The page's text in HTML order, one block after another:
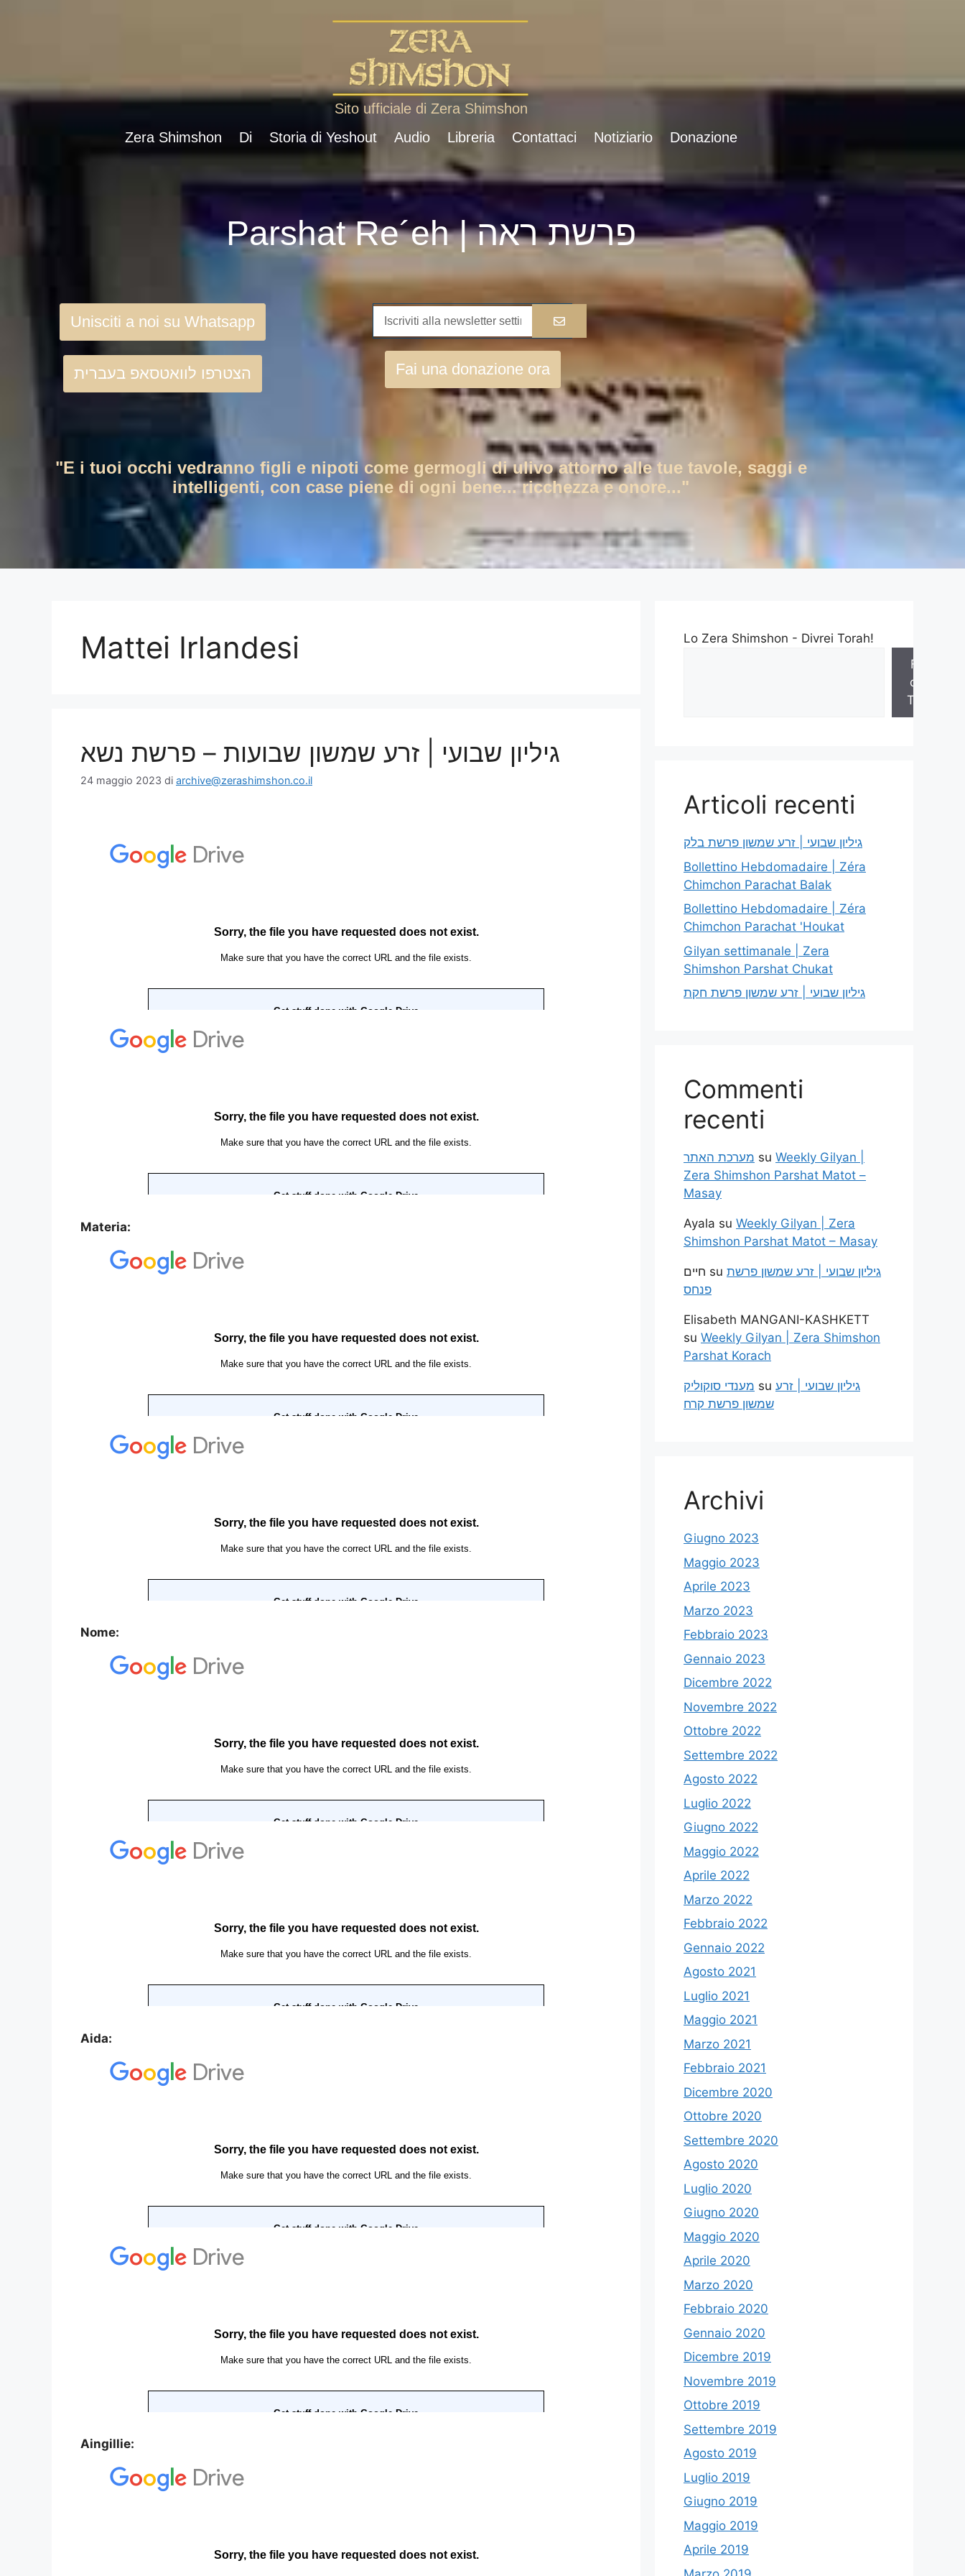
Sito ufficiale di Zera Shimshon
Zera Shimshon
Di Storia di Yeshout Audio Libreria Contattaci Notiziario Donazione
Parshat Re´eh | פרשת ראה
Unisciti a noi su Whatsapp
הצטרפו לוואטסאפ בעברית Fai una donazione ora
"E i tuoi occhi vedranno figli e nipoti come germogli di ulivo attorno alle tue tavole, saggi e
intelligenti, con case piene di ogni bene... ricchezza e onore..."
Mattei Irlandesi
גיליון שבועי | זרע שמשון שבועות – פרשת נשא
24 maggio 2023 di archive@zerashimshon.co.il
Materia:
Nome:
Aida:
Aingillie:
Lo Zera Shimshon - Divrei Torah!
Fogli
della
Torah
Articoli recenti
גיליון שבועי | זרע שמשון פרשת בלק
Bollettino Hebdomadaire | Zéra
Chimchon Parachat Balak
Bollettino Hebdomadaire | Zéra
Chimchon Parachat 'Houkat
Gilyan settimanale | Zera
Shimshon Parshat Chukat
גיליון שבועי | זרע שמשון פרשת חקת
Commenti
recenti
מערכת האתר su Weekly Gilyan |
Zera Shimshon Parshat Matot –
Masay
Ayala su Weekly Gilyan | Zera
Shimshon Parshat Matot – Masay
חיים su גיליון שבועי | זרע שמשון פרשת
פנחס
Elisabeth MANGANI-KASHKETT
su Weekly Gilyan | Zera Shimshon
Parshat Korach
מענדי סוקוליק su גיליון שבועי | זרע
שמשון פרשת קרח
Archivi
Giugno 2023
Maggio 2023
Aprile 2023
Marzo 2023
Febbraio 2023
Gennaio 2023
Dicembre 2022
Novembre 2022
Ottobre 2022
Settembre 2022
Agosto 2022
Luglio 2022
Giugno 2022
Maggio 2022
Aprile 2022
Marzo 2022
Febbraio 2022
Gennaio 2022
Agosto 2021
Luglio 2021
Maggio 2021
Marzo 2021
Febbraio 2021
Dicembre 2020
Ottobre 2020
Settembre 2020
Agosto 2020
Luglio 2020
Giugno 2020
Maggio 2020
Aprile 2020
Marzo 2020
Febbraio 2020
Gennaio 2020
Dicembre 2019
Novembre 2019
Ottobre 2019
Settembre 2019
Agosto 2019
Luglio 2019
Giugno 2019
Maggio 2019
Aprile 2019